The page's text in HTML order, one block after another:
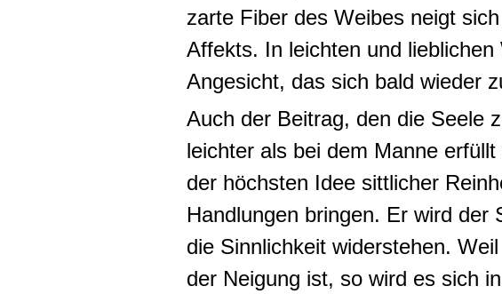
zarte Fiber des Weibes neigt
Affekts. In leichten und
Angesicht, das sich bald wieder
Auch der Beitrag, den die Seele
leichter als bei dem Manne erfüllt
der höchsten Idee sittlicher
Handlungen bringen. Er wird der
die Sinnlichkeit widerstehen.
der Neigung ist, so wird es sich